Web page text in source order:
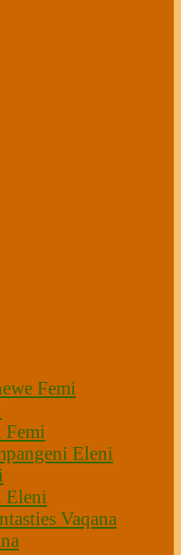
Femi
Femi
Eleni
Eleni
Vaqana